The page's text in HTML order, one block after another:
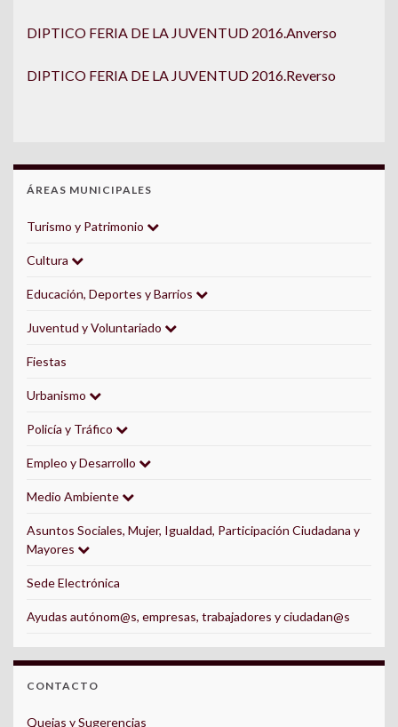
DIPTICO FERIA DE LA JUVENTUD 2016.Anverso
DIPTICO FERIA DE LA JUVENTUD 2016.Reverso
ÁREAS MUNICIPALES
Turismo y Patrimonio
Cultura
Educación, Deportes y Barrios
Juventud y Voluntariado
Fiestas
Urbanismo
Policía y Tráfico
Empleo y Desarrollo
Medio Ambiente
Asuntos Sociales, Mujer, Igualdad, Participación Ciudadana y
Mayores
Sede Electrónica
Ayudas autónom@s, empresas, trabajadores y ciudadan@s
CONTACTO
Quejas y Sugerencias